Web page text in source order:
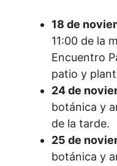
18 de
11:00 de la
Encuentro
patio y
24 de
botánica y
de la tarde.
25 de
botánica y